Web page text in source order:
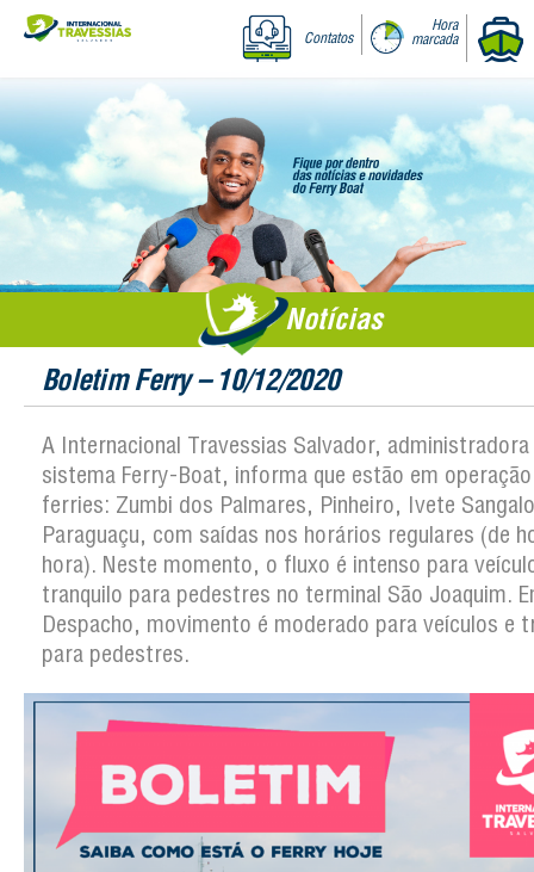
Contatos
Hora
marcada
Notícias
Boletim Ferry – 10/12/2020
A Internacional Travessias Salvador,
sistema Ferry-Boat, informa que estão em
ferries: Zumbi dos Palmares, Pinheiro, Ivete
Paraguaçu, com saídas nos horários regulares (de
hora). Neste momento, o fluxo é intenso para
tranquilo para pedestres no terminal São Joaquim.
Despacho, movimento é moderado para veículos e
para pedestres.